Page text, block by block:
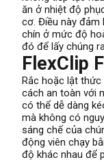
ăn ở nhiệt độ
cơ. Điều này đảm
chín ở mức độ
đó để lấy chúng
FlexClip
Rắc hoặc lật
cách an toàn với
có thể dễ dàng
mà không có
sáng chế của
động viên chạy
độ khác nhau để